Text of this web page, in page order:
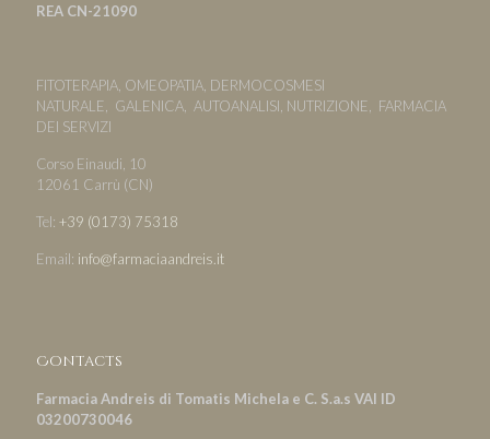
REA CN-21090
FITOTERAPIA, OMEOPATIA, DERMOCOSMESI
NATURALE, GALENICA, AUTOANALISI, NUTRIZIONE, FARMACIA
DEI SERVIZI
Corso Einaudi, 10
12061 Carrù (CN)
Tel: +39 (0173) 75318
Email: info@farmaciaandreis.it
Contacts
Farmacia Andreis di Tomatis Michela e C. S.a.s VAI ID
03200730046